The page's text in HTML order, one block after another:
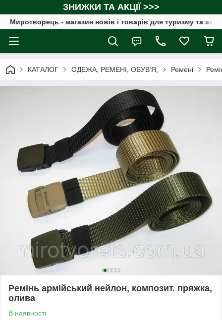
ЗНИЖКИ ТА АКЦІЇ >>>
Миротворець - магазин ножів і товарів для туризму та
КАТАЛОГ ОДЕЖА, РЕМЕНІ, ОБУВ’Я, Ремені
Ремінь армійський нейлон, композит. пряжка,
олива
В наявності